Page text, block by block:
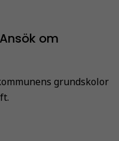
om
grundskolor